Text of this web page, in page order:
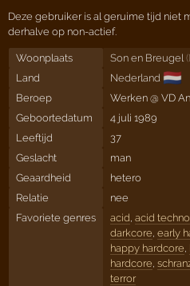
Deze gebruiker is al geruime tijd niet
derhalve op non-actief.
Woonplaats Son en Breugel (
Land
Nederland 🇳🇱
Beroep
Werken @ VD
Geboortedatum
4 juli 1989
Leeftijd
37
Geslacht
man
Geaardheid
hetero
Relatie
nee
Favoriete genres
acid, acid techno
darkcore, early
happy hardcore,
hardcore,
terror